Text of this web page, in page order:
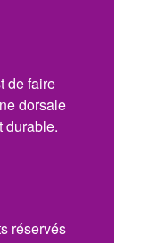
de faire
dorsale
durable.
réservés